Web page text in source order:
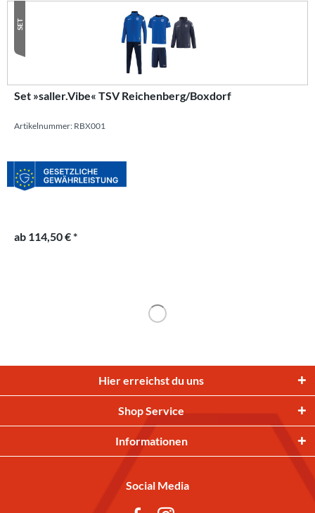
SET
Set »saller.Vibe« TSV Reichenberg/Boxdorf
Artikelnummer: RBX001
ab 114,50 € *
Hier erreichst du uns
Shop Service
Informationen
Social Media